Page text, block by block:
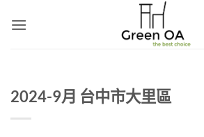
2024-9月 台中市大里區